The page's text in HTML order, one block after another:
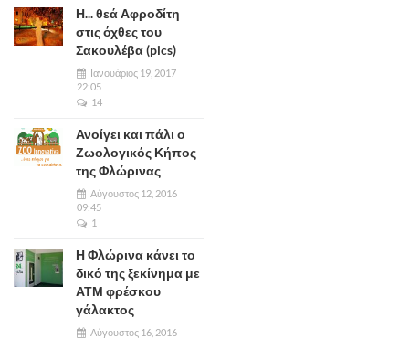
Η... θεά Αφροδίτη
στις όχθες του
Σακουλέβα (pics)
Ιανουάριος 19, 2017
22:05
14
Ανοίγει και πάλι ο
Ζωολογικός Κήπος
της Φλώρινας
Αύγουστος 12, 2016
09:45
1
Η Φλώρινα κάνει το
δικό της ξεκίνημα με
ΑΤΜ φρέσκου
γάλακτος
Αύγουστος 16, 2016